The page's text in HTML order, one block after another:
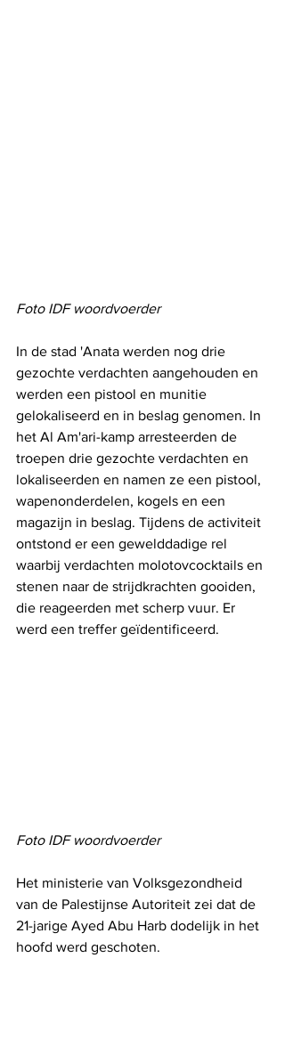
Foto IDF woordvoerder
In de stad 'Anata werden nog drie
gezochte verdachten aangehouden en
werden een pistool en munitie
gelokaliseerd en in beslag genomen. In
het Al Am'ari-kamp arresteerden de
troepen drie gezochte verdachten en
lokaliseerden en namen ze een pistool,
wapenonderdelen, kogels en een
magazijn in beslag. Tijdens de activiteit
ontstond er een gewelddadige rel
waarbij verdachten molotovcocktails en
stenen naar de strijdkrachten gooiden,
die reageerden met scherp vuur. Er
werd een treffer geïdentificeerd.
Foto IDF woordvoerder
Het ministerie van Volksgezondheid
van de Palestijnse Autoriteit zei dat de
21-jarige Ayed Abu Harb dodelijk in het
hoofd werd geschoten.